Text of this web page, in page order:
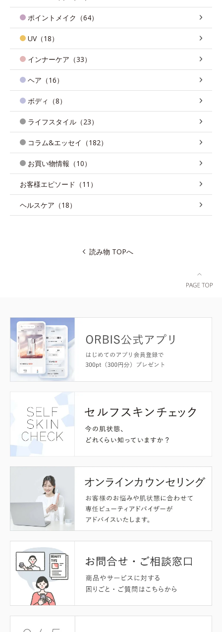
ポイントメイク（64）
UV（18）
インナーケア（33）
ヘア（16）
ボディ（8）
ライフスタイル（23）
コラム&エッセイ（182）
お買い物情報（10）
お客様エピソード（11）
ヘルスケア（18）
読み物 TOPへ